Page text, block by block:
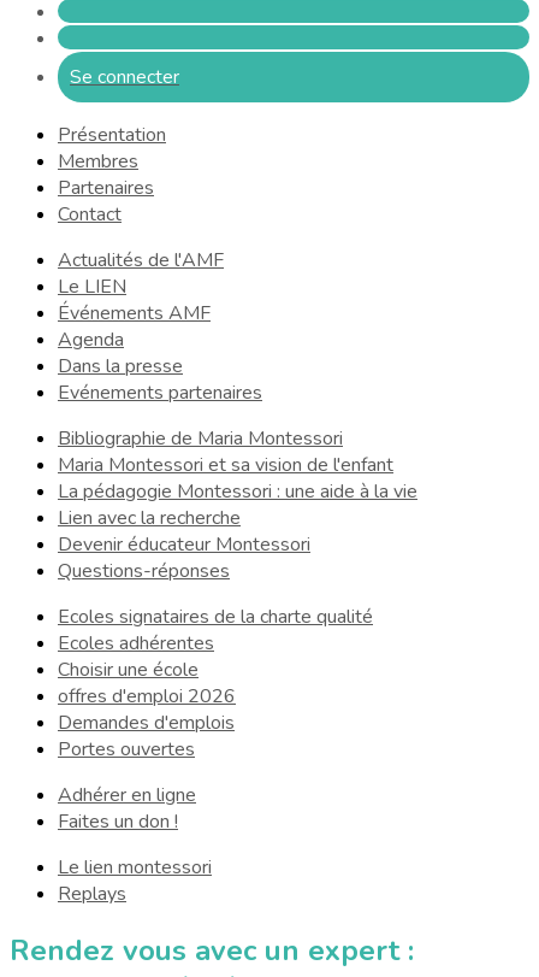
Se connecter
Présentation
Membres
Partenaires
Contact
Actualités de l'AMF
Le LIEN
Événements AMF
Agenda
Dans la presse
Evénements partenaires
Bibliographie de Maria Montessori
Maria Montessori et sa vision de l'enfant
La pédagogie Montessori : une aide à la vie
Lien avec la recherche
Devenir éducateur Montessori
Questions-réponses
Ecoles signataires de la charte qualité
Ecoles adhérentes
Choisir une école
offres d'emploi 2026
Demandes d'emplois
Portes ouvertes
Adhérer en ligne
Faites un don !
Le lien montessori
Replays
Rendez vous avec un expert :